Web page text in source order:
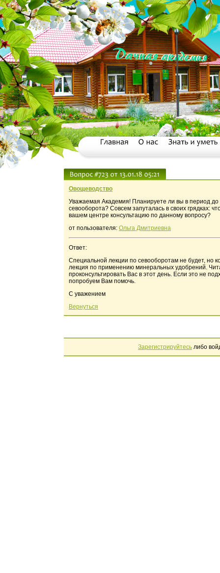
Овощеводство
Уважаемая Академия! Планируете ли вы в период
севооборота? Совсем запуталась в своих грядках:
вашем центре консультацию по данному вопросу?
от пользователя: Ольга Дмитриевна
Ответ:
Специальной лекции по севооборотам не будет, но
лекция по применению минеральных удобрений.
проконсультировать Вас в этот день. Если это не
попробуем Вам помочь.
С уважением
Вернуться
Зарегистрируйтесь либо